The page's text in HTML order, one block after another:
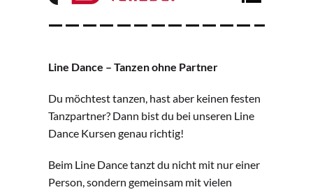
Line Dance – Tanzen ohne Partner
Du möchtest tanzen, hast aber keinen festen
Tanzpartner? Dann bist du bei unseren Line
Dance Kursen genau richtig!
Beim Line Dance tanzt du nicht mit nur einer
Person, sondern gemeinsam mit vielen